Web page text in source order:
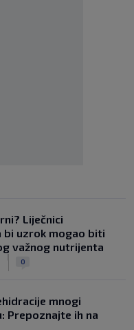
Liječnici
bi uzrok mogao biti
važnog nutrijenta
0
mnogi
Prepoznajte ih na